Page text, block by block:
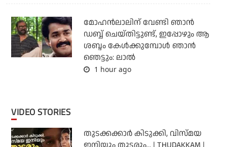
മോഹൻലാലിന് വേണ്ടി ഞാൻ
ഡബ്ബ് ചെയ്തിട്ടുണ്ട്, ഇപ്പോഴും ആ
ശബ്ദം കേൾക്കുമ്പോൾ ഞാൻ
ഞെട്ടും: ലാൽ
1 hour ago
VIDEO STORIES
തുടക്കക്കാര്‍ കിടുക്കി, വിസ്മയ